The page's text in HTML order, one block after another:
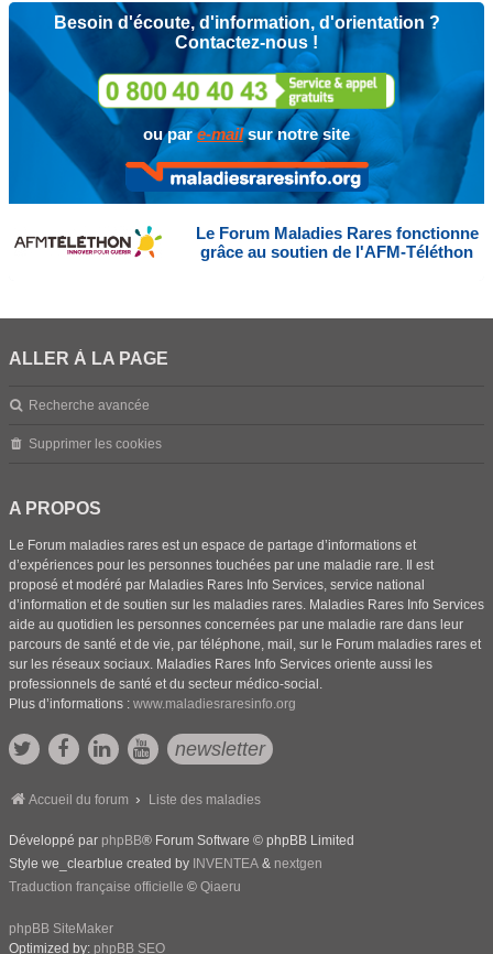
Besoin d'écoute, d'information, d'orientation ?
Contactez-nous !
ou pare-mailsur notre site
Le Forum Maladies Rares fonctionne
grâce au soutien de l'AFM-Téléthon
ALLER À LA PAGE
Recherche avancée
Supprimer les cookies
A PROPOS
Le Forum maladies rares est un espace de partage d’informations et
d’expériences pour les personnes touchées par une maladie rare. Il est
proposé et modéré par Maladies Rares Info Services, service national
d’information et de soutien sur les maladies rares. Maladies Rares Info Services
aide au quotidien les personnes concernées par une maladie rare dans leur
parcours de santé et de vie, par téléphone, mail, sur le Forum maladies rares et
sur les réseaux sociaux. Maladies Rares Info Services oriente aussi les
professionnels de santé et du secteur médico-social.
Plus d’informations : www.maladiesraresinfo.org
newsletter
Accueil du forum Liste des maladies
Développé par phpBB® Forum Software © phpBB Limited
Style we_clearblue created by INVENTEA & nextgen
Traduction française officielle © Qiaeru
phpBB SiteMaker
Optimized by: phpBB SEO